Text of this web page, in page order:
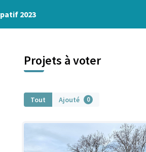
2023
Projets à voter
Tout Ajouté 0